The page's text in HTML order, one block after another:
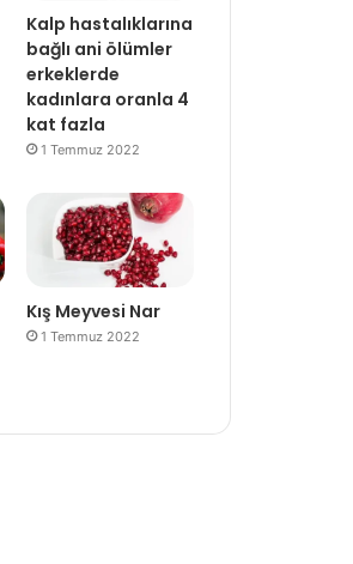
Kalp hastalıklarına
bağlı ani ölümler
erkeklerde
kadınlara oranla 4
kat fazla
1 Temmuz 2022
Kış Meyvesi Nar
1 Temmuz 2022